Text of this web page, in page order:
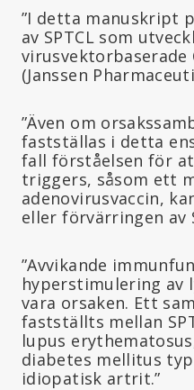
”I detta manuskript
av SPTCL som
virusvektorbaserade
(Janssen
”Även om
fastställas i detta
fall förståelsen för
triggers, såsom ett
adenovirusvaccin,
eller förvärringen av
”Avvikande
hyperstimulering av
vara orsaken. Ett
fastställts mellan
lupus
diabetes mellitus
idiopatisk artrit.”